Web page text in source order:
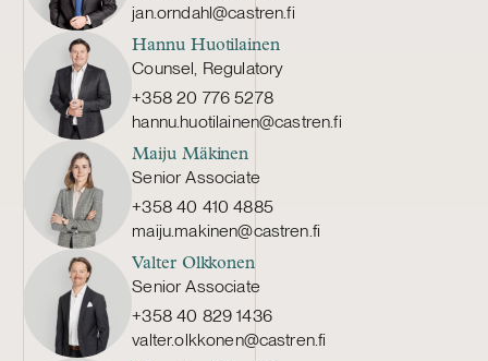
jan.orndahl@castren.fi
Hannu Huotilainen
Counsel, Regulatory
+358 20 776 5278
hannu.huotilainen@castren.fi
Maiju Mäkinen
Senior Associate
+358 40 410 4885
maiju.makinen@castren.fi
Valter Olkkonen
Senior Associate
+358 40 829 1436
valter.olkkonen@castren.fi